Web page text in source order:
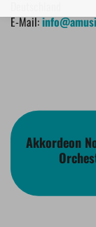
E-Mail:
Akkordeon